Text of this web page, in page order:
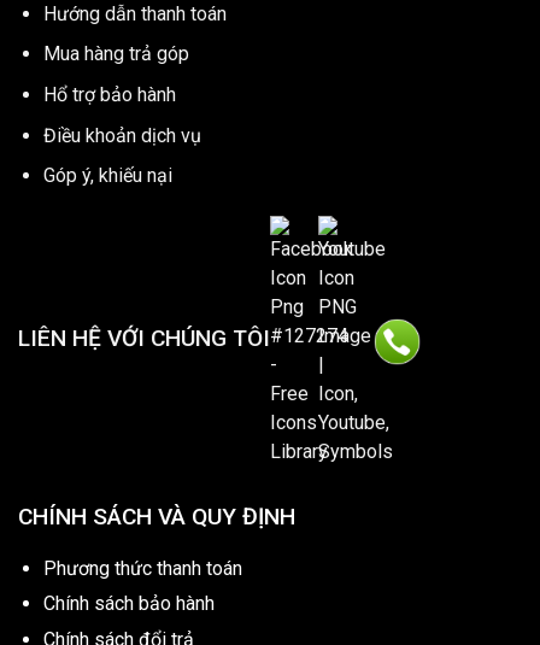
Hướng dẫn thanh toán
Mua hàng trả góp
Hổ trợ bảo hành
Điều khoản dịch vụ
Góp ý, khiếu nại
LIÊN HỆ VỚI CHÚNG TÔI
CHÍNH SÁCH VÀ QUY ĐỊNH
Phương thức thanh toán
Chính sách bảo hành
Chính sách đổi trả